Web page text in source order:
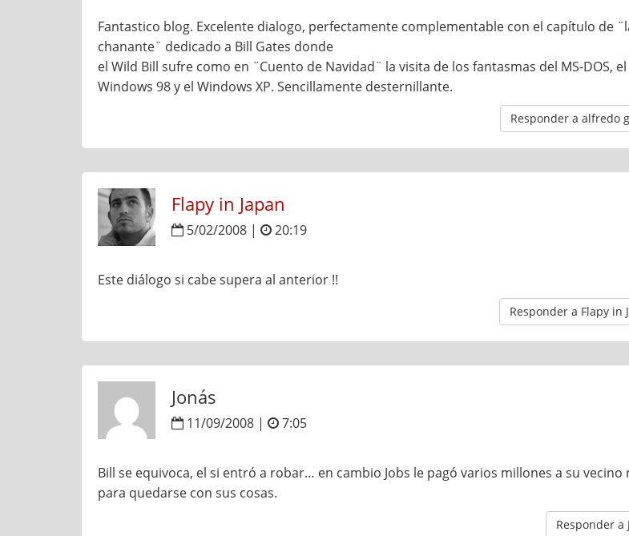
Fantastico blog. Excelente dialogo, perfectamente complementable con el capítulo de
chanante¨ dedicado a Bill Gates donde
el Wild Bill sufre como en ¨Cuento de Navidad¨ la visita de los fantasmas del MS-DOS, el
Windows 98 y el Windows XP. Sencillamente desternillante.
Responder a alfredo
Flapy in Japan
5/02/2008 | 20:19
Este diálogo si cabe supera al anterior !!
Responder a Flapy in
Jonás
11/09/2008 | 7:05
Bill se equivoca, el si entró a robar… en cambio Jobs le pagó varios millones a su vecino
para quedarse con sus cosas.
Responder a